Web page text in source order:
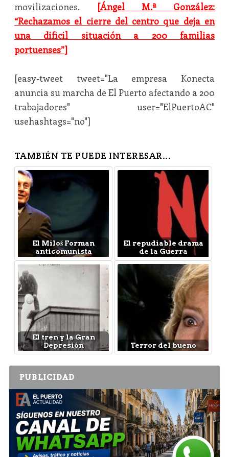
movilizaciones.
[Ángel M.ª González:
“Rechazamos el cierre del centro que deja en
una difícil situación a 200 familias
portuenses”]
[easy-tweet tweet="La empresa Konecta
anuncia su marcha de El Puerto afectando a 200
trabajadores" user="ElPuertoAC"
usehashtags="no"]
TAMBIÉN TE PUEDE INTERESAR...
El Miloš Forman
anticomunista
El repudiable drama
de la Guerra
El tren y la Gran
Depresión
Terror del bueno
PUBLICIDAD